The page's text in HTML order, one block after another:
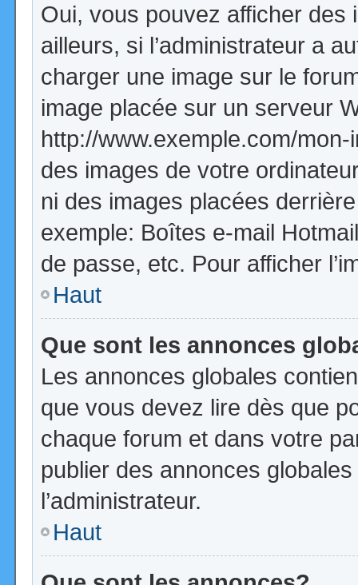
Oui, vous pouvez afficher
ailleurs, si l’administrateur a
charger une image sur le
image placée sur un serveur
http://www.exemple.com/
des images de votre
ni des images placées
exemple: Boîtes e-mail
de passe, etc. Pour afficher
Haut
Que sont les annonces
Les annonces globales
que vous devez lire dès que
chaque forum et dans votre
publier des annonces
l’administrateur.
Haut